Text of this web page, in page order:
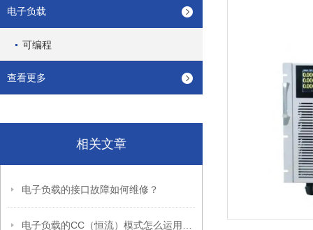
电子负载
可编程
查看更多
相关文章
电子负载的接口故障如何维修？